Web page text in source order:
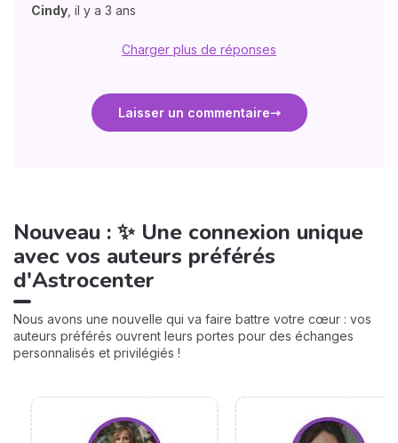
Cindy, il y a 3 ans
Charger plus de réponses
Laisser un commentaire
Nouveau : ✨ Une connexion unique
avec vos auteurs préférés
d'Astrocenter
Nous avons une nouvelle qui va faire battre votre cœur : vos
auteurs préférés ouvrent leurs portes pour des échanges
personnalisés et privilégiés !